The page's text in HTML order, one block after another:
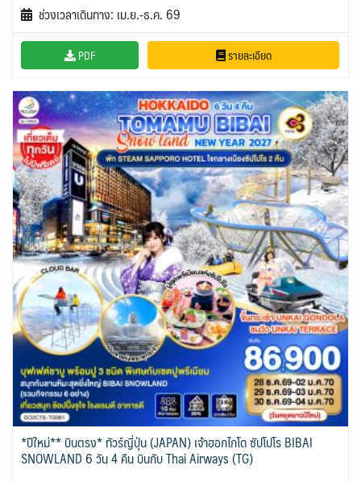
ช่วงเวลาเดินทาง: เม.ย.-ธ.ค. 69
PDF รายละเอียด
*ปีใหม่** บินตรง* ทัวร์ญี่ปุ่น (JAPAN) เจ้าฮอกไกโด ซัปโปโร BIBAI
SNOWLAND 6 วัน 4 คืน บินกับ Thai Airways (TG)